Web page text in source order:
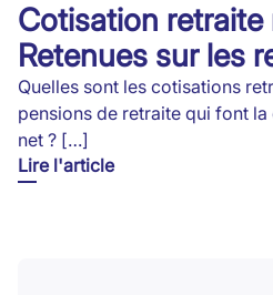
Cotisation
Retenues sur les
Quelles sont les cotisations
pensions de retraite qui font
net ? […]
Lire l'article